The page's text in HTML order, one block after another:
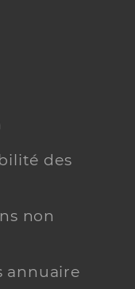
des
non
annuaire